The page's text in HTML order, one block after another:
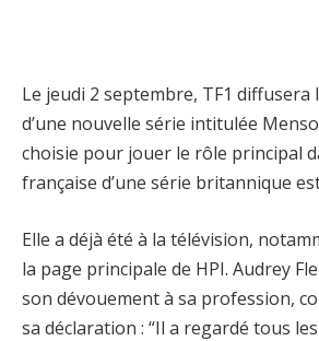
Le jeudi 2 septembre, TF1 diffusera
d’une nouvelle série intitulée
choisie pour jouer le rôle principal
française d’une série britannique
Elle a déjà été à la télévision,
la page principale de HPI. Audrey
son dévouement à sa profession,
sa déclaration : “Il a regardé tous les